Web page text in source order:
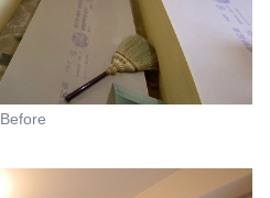
Before